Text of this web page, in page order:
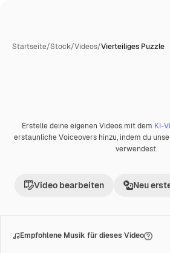
Startseite/Stock/Videos/Vierteiliges Puzzle
Premium
Erstelle deine eigenen Videos mit dem KI-
erstaunliche Voiceovers hinzu, indem du
verwendest
Video bearbeiten Neu
Empfohlene Musik für dieses Video